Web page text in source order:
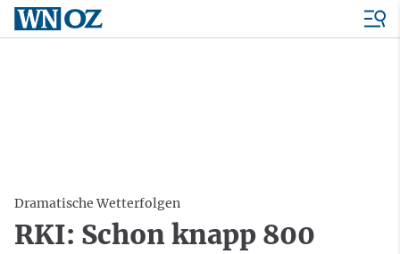
Dramatische Wetterfolgen
RKI: Schon knapp 800